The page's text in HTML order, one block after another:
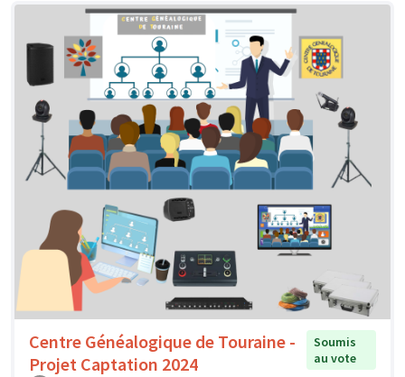
Centre Généalogique de Touraine -
Projet Captation 2024
Soumis
au vote